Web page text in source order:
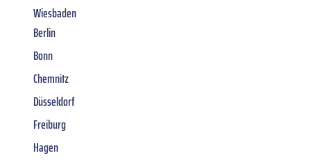
Wiesbaden
Berlin
Bonn
Chemnitz
Düsseldorf
Freiburg
Hagen